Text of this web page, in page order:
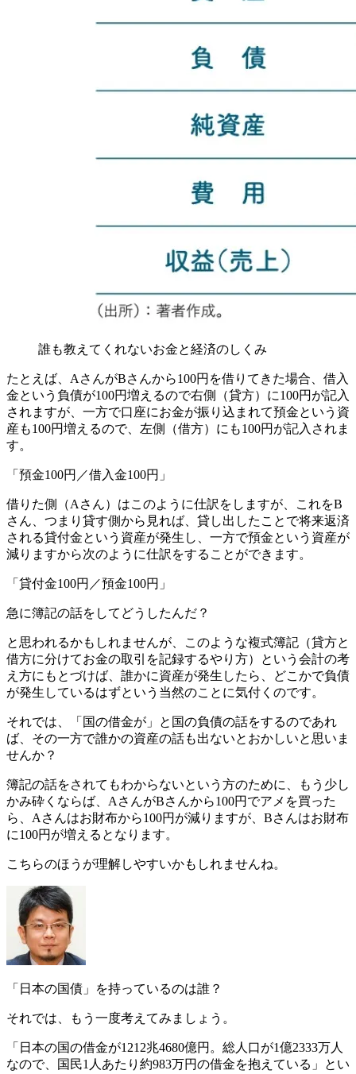
誰も教えてくれないお金と経済のしくみ
たとえば、AさんがBさんから100円を借りてきた場合、借入
金という負債が100円増えるので右側（貸方）に100円が記入
されますが、一方で口座にお金が振り込まれて預金という資
産も100円増えるので、左側（借方）にも100円が記入されま
す。
「預金100円／借入金100円」
借りた側（Aさん）はこのように仕訳をしますが、これをB
さん、つまり貸す側から見れば、貸し出したことで将来返済
される貸付金という資産が発生し、一方で預金という資産が
減りますから次のように仕訳をすることができます。
「貸付金100円／預金100円」
急に簿記の話をしてどうしたんだ？
と思われるかもしれませんが、このような複式簿記（貸方と
借方に分けてお金の取引を記録するやり方）という会計の考
え方にもとづけば、誰かに資産が発生したら、どこかで負債
が発生しているはずという当然のことに気付くのです。
それでは、
「国の借金が」と国の負債の話をするのであれ
ば、その一方で誰かの資産の話も出ないとおかしいと思いま
せんか ？
簿記の話をされてもわからないという方のために、もう少し
かみ砕くならば、AさんがBさんから100円でアメを買った
ら、Aさんはお財布から100円が減りますが、Bさんはお財布
に100円が増えるとなります。
こちらのほうが理解しやすいかもしれませんね。
「日本の国債」を持っているのは誰？
それでは、もう一度考えてみましょう。
「日本の国の借金が1212兆4680億円。総人口が1億2333万人
なので、国民1人あたり約983万円の借金を抱えている」とい